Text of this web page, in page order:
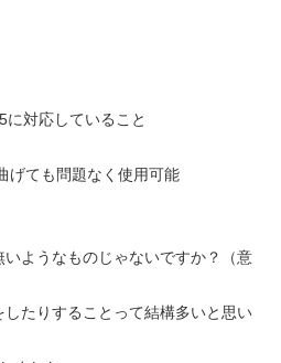
に対応していること
げても問題なく使用可能
ようなものじゃないですか？（意
たりすることって結構多いと思い